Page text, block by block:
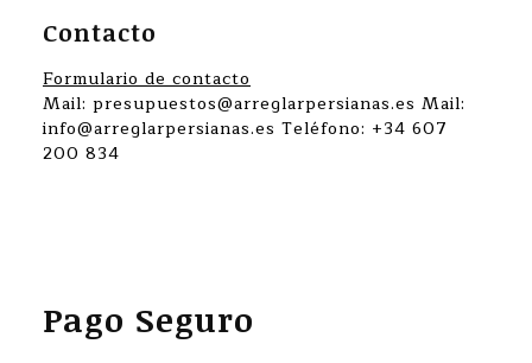
Contacto
Formulario de contacto
Mail: presupuestos@arreglarpersianas.es Mail:
info@arreglarpersianas.es Teléfono: +34 607
200 834
Pago Seguro